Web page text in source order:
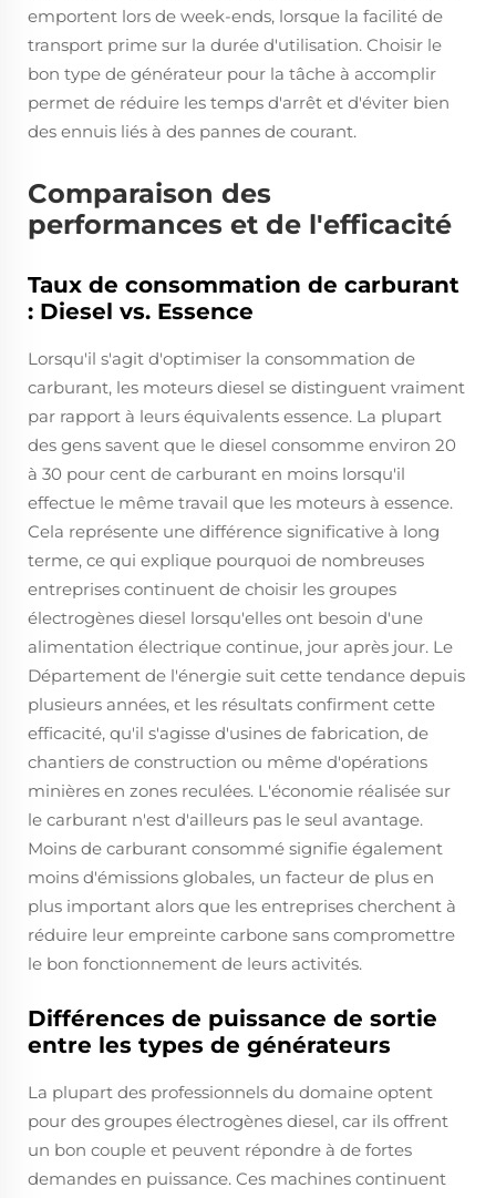
emportent lors de week-ends, lorsque la facilité de
transport prime sur la durée d'utilisation. Choisir le
bon type de générateur pour la tâche à accomplir
permet de réduire les temps d'arrêt et d'éviter bien
des ennuis liés à des pannes de courant.
Comparaison des
performances et de l'efficacité
Taux de consommation de carburant
: Diesel vs. Essence
Lorsqu'il s'agit d'optimiser la consommation de
carburant, les moteurs diesel se distinguent vraiment
par rapport à leurs équivalents essence. La plupart
des gens savent que le diesel consomme environ 20
à 30 pour cent de carburant en moins lorsqu'il
effectue le même travail que les moteurs à essence.
Cela représente une différence significative à long
terme, ce qui explique pourquoi de nombreuses
entreprises continuent de choisir les groupes
électrogènes diesel lorsqu'elles ont besoin d'une
alimentation électrique continue, jour après jour. Le
Département de l'énergie suit cette tendance depuis
plusieurs années, et les résultats confirment cette
efficacité, qu'il s'agisse d'usines de fabrication, de
chantiers de construction ou même d'opérations
minières en zones reculées. L'économie réalisée sur
le carburant n'est d'ailleurs pas le seul avantage.
Moins de carburant consommé signifie également
moins d'émissions globales, un facteur de plus en
plus important alors que les entreprises cherchent à
réduire leur empreinte carbone sans compromettre
le bon fonctionnement de leurs activités.
Différences de puissance de sortie
entre les types de générateurs
La plupart des professionnels du domaine optent
pour des groupes électrogènes diesel, car ils offrent
un bon couple et peuvent répondre à de fortes
demandes en puissance. Ces machines continuent